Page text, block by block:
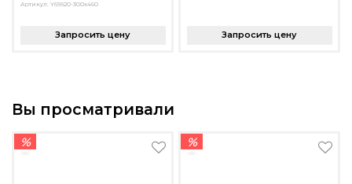
Артикул: Y69920-300x460
Запросить цену Запросить цену
Вы просматривали
% %